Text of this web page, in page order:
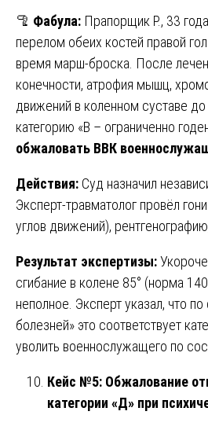
🦿 Фабула: Прапорщик Р., 33
перелом обеих костей правой
время марш-броска. После
конечности, атрофия мышц,
движений в коленном суставе
категорию «В – ограниченно
обжаловать ВВК
Действия: Суд назначил
Эксперт-травматолог провёл
углов движений),
Результат экспертизы:
сгибание в колене 85° (норма
неполное. Эксперт указал, что
болезней» это соответствует
уволить военнослужащего по
Кейс №5: Обжалование
категории «Д» при